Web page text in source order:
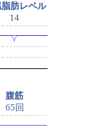
脂肪レベル
14
腹筋
65回